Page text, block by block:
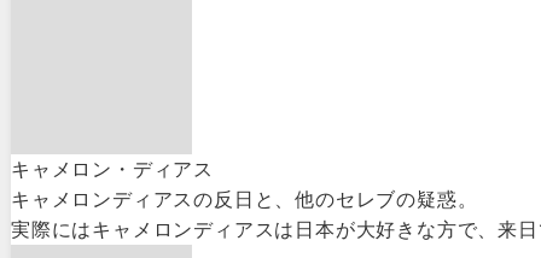
キャメロン・ディアス
キャメロンディアスの反日と、他のセレブの疑惑。
実際にはキャメロンディアスは日本が大好きな方で、来